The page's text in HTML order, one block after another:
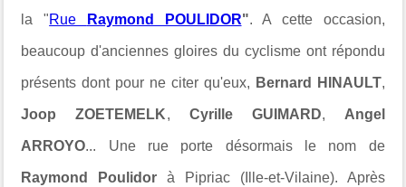
la "Rue Raymond POULIDOR". A cette occasion,
beaucoup d'anciennes gloires du cyclisme ont répondu
présents dont pour ne citer qu'eux, Bernard HINAULT,
Joop ZOETEMELK, Cyrille GUIMARD, Angel
ARROYO... Une rue porte désormais le nom de
Raymond Poulidor à Pipriac (Ille-et-Vilaine). Après